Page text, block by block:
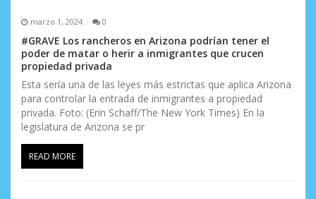
marzo 1, 2024 0
#GRAVE Los rancheros en Arizona podrían tener el
poder de matar o herir a inmigrantes que crucen
propiedad privada
Esta sería una de las leyes más estrictas que aplica Arizona
para controlar la entrada de inmigrantes a propiedad
privada. Foto: (Erin Schaff/The New York Times) En la
legislatura de Arizona se pr
READ MORE